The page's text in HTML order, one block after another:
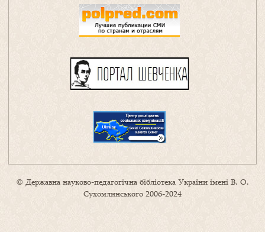
© Державна науково-педагогічна бібліотека України імені В. О.
Сухомлинського 2006-2024